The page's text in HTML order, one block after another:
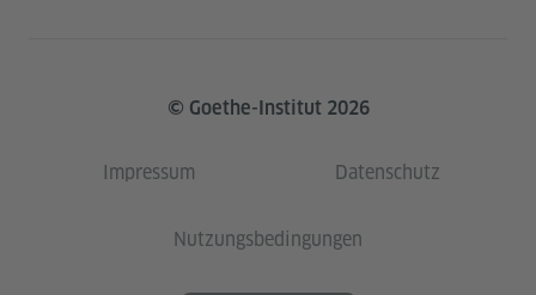
© Goethe-Institut 2026
Impressum Datenschutz
Nutzungsbedingungen